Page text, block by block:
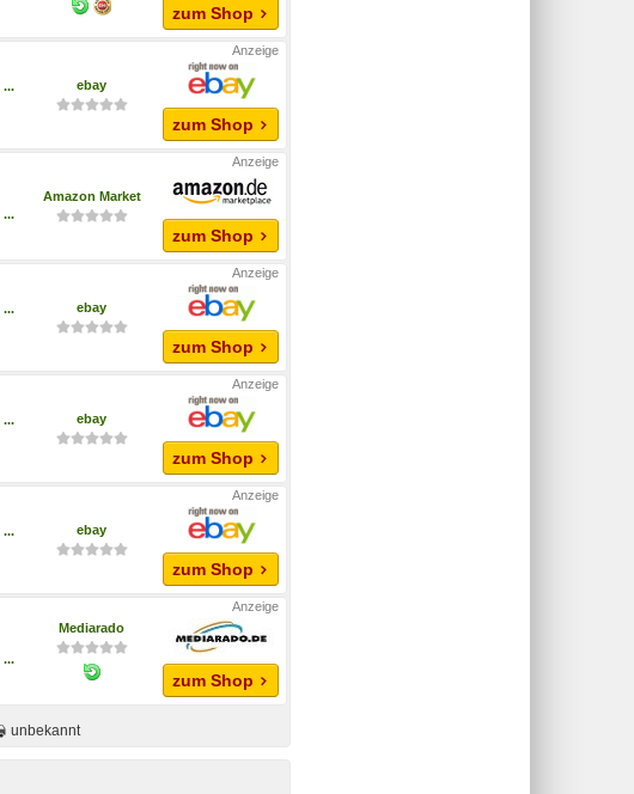
zum Shop
...
ebay
zum Shop
...
Amazon Market
zum Shop
...
ebay
zum Shop
...
ebay
zum Shop
...
ebay
zum Shop
...
Mediarado
zum Shop
unbekannt